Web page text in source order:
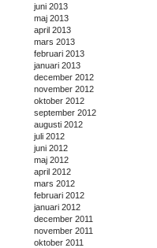
juni 2013
maj 2013
april 2013
mars 2013
februari 2013
januari 2013
december 2012
november 2012
oktober 2012
september 2012
augusti 2012
juli 2012
juni 2012
maj 2012
april 2012
mars 2012
februari 2012
januari 2012
december 2011
november 2011
oktober 2011